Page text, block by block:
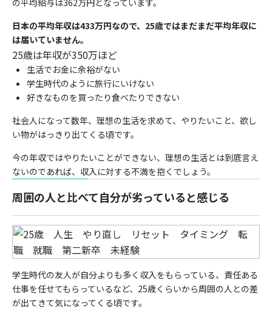
の平均給与は362万円となっています。
日本の平均年収は433万円なので、25歳ではまだまだ平均年収に
は届いていません。
25歳は年収が350万ほど
生活でお金に余裕がない
学生時代のように旅行にいけない
好きなものを買ったり食べたりできない
社会人になって数年、理想の生活を求めて、やりたいこと、欲し
い物がはっきり出てくる頃です。
今の年収ではやりたいことができない、理想の生活とは到底言え
ないのであれば、収入に対する不満を抱くでしょう。
周囲の人と比べて自分が劣っていると感じる
学生時代の友人が自分よりも多く収入をもらっている、責任ある
仕事を任せてもらっているなど、25歳くらいから周囲の人との差
が出てきて気になってくる頃です。